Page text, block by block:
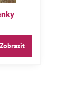
Zobrazit